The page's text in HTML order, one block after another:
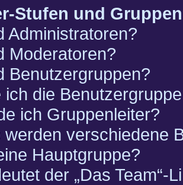
Stufen und Gruppen
Administratoren?
Moderatoren?
Benutzergruppen?
ich die
ich Gruppenleiter?
werden verschiedene
Hauptgruppe?
der „Das Team“-